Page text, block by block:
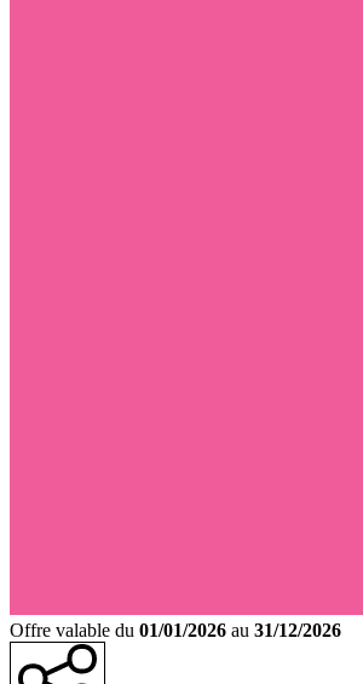
Offre valable du 01/01/2026 au 31/12/2026